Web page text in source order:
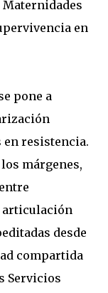
en
pone a
resistencia.
márgenes,
articulación
desde
compartida
Servicios